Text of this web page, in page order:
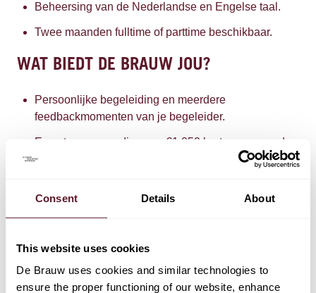
Consent Details About
This website uses cookies
De Brauw uses cookies and similar technologies to
ensure the proper functioning of our website, enhance
Beheersing van de Nederlandse en Engelse taal.
Twee maanden fulltime of parttime beschikbaar.
WAT BIEDT DE BRAUW JOU?
Persoonlijke begeleiding en meerdere
feedbackmomenten van je begeleider.
Een stagevergoeding van €1.050 bruto per maand
(op fulltime basis) en vakantiedagen.
workshops.
Gratis koffie bij onze barista en vers fruit op kantoor.